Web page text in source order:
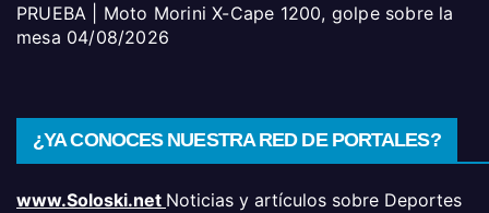
PRUEBA | Moto Morini X-Cape 1200, golpe sobre la
mesa 04/08/2026
¿YA CONOCES NUESTRA RED DE PORTALES?
www.Soloski.net Noticias y artículos sobre Deportes